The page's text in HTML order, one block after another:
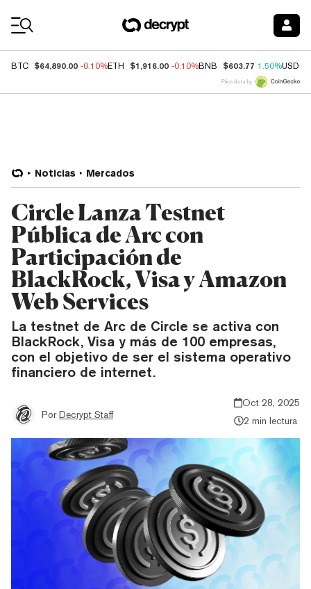
BTC $64,890.00 -0.10%ETH $1,916.00 -0.10%BNB $603.77 1.50%USDC
Price data by
Noticias Mercados
Circle Lanza Testnet
Pública de Arc con
Participación de
BlackRock, Visa y Amazon
Web Services
La testnet de Arc de Circle se activa con
BlackRock, Visa y más de 100 empresas,
con el objetivo de ser el sistema operativo
financiero de internet.
Por Decrypt Staff
Oct 28, 2025
2 min lectura